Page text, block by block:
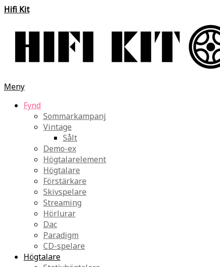
Hifi Kit
Meny
Fynd
Sommarkampanj
Vintage
Sålt
Demo-ex
Högtalarelement
Högtalare
Förstärkare
Skivspelare
Streaming
Hörlurar
Dac
Paradigm
CD-spelare
Högtalare